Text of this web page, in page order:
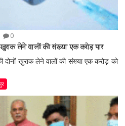
0
लेने वालों की संख्या एक करोड़ पार
दोनों खुराक लेने वालों की संख्या एक करोड़ को